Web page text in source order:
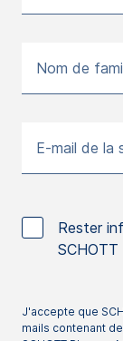
Nom de
E-mail de la
Rester
SCHOTT
J'accepte que
mails contenant